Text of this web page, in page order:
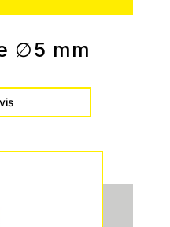
∅5 mm